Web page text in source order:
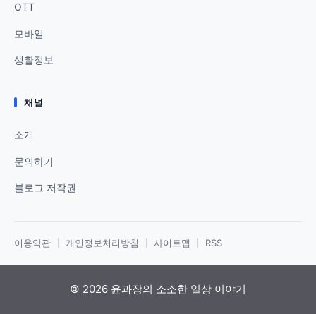
OTT
모바일
생활정보
채널
소개
문의하기
블로그 저작권
이용약관 개인정보처리방침 사이트맵 RSS
© 2026 윤과장의 소소한 일상 이야기